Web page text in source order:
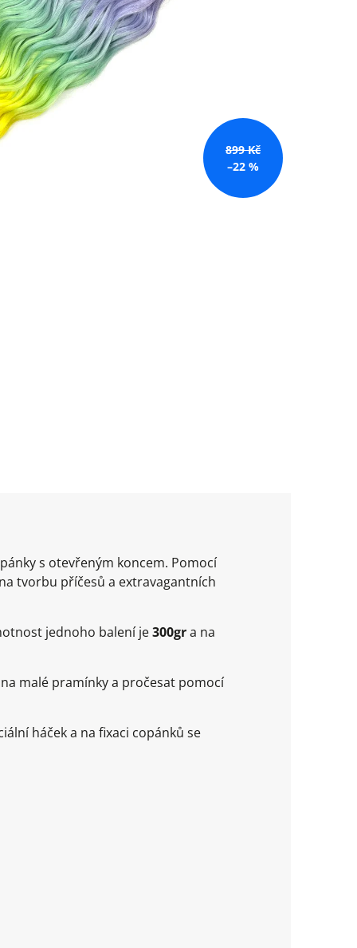
899 Kč
–22 %
s otevřeným koncem. Pomocí
tvorbu příčesů a extravagantních
jednoho balení je300gra na
malé pramínky a pročesat pomocí
háček a na fixaci copánků se